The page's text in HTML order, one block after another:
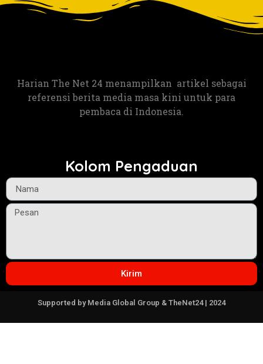
Harian The Net 24 menampilkan artikel sebagai
referensi berita media masa kini untuk para
pembaca di Indonesia.
Kolom Pengaduan
Kirim
Supported by Media Global Group & TheNet24 | 2024